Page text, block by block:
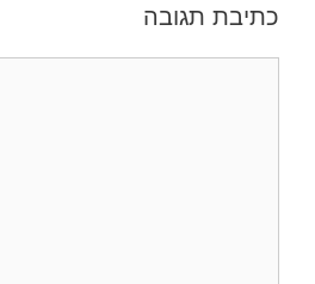
כתיבת תגובה